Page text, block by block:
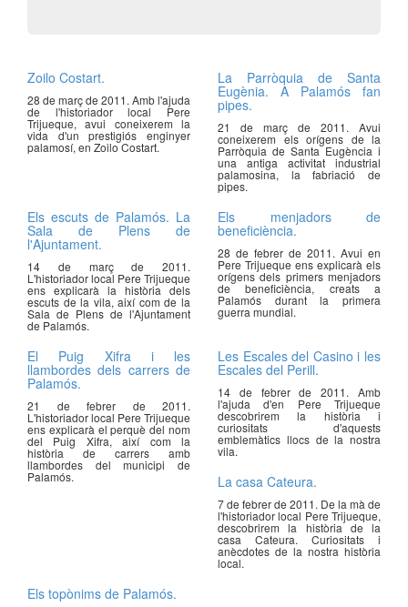
Zoilo Costart.
28 de març de 2011. Amb l'ajuda
de l'historiador local Pere
Trijueque, avui coneixerem la
vida d'un prestigiós enginyer
palamosí, en Zoilo Costart.
La Parròquia de Santa
Eugènia. A Palamós fan
pipes.
21 de març de 2011. Avui
coneixerem els orígens de la
Parròquia de Santa Eugència i
una antiga activitat industrial
palamosina, la fabriació de
pipes.
Els escuts de Palamós. La
Sala de Plens de
l'Ajuntament.
14 de març de 2011.
L'historiador local Pere Trijueque
ens explicarà la història dels
escuts de la vila, així com de la
Sala de Plens de l'Ajuntament
de Palamós.
Els menjadors de
beneficiència.
28 de febrer de 2011. Avui en
Pere Trijueque ens explicarà els
orígens dels primers menjadors
de beneficiència, creats a
Palamós durant la primera
guerra mundial.
El Puig Xifra i les
llambordes dels carrers de
Palamós.
21 de febrer de 2011.
L'historiador local Pere Trijueque
ens explicarà el perquè del nom
del Puig Xifra, així com la
història de carrers amb
llambordes del municipi de
Palamós.
Les Escales del Casino i les
Escales del Perill.
14 de febrer de 2011. Amb
l'ajuda d'en Pere Trijueque
descobrirem la història i
curiositats d'aquests
emblemàtics llocs de la nostra
vila.
La casa Cateura.
7 de febrer de 2011. De la mà de
l'historiador local Pere Trijueque,
descobrirem la història de la
casa Cateura. Curiositats i
anècdotes de la nostra història
local.
Els topònims de Palamós.